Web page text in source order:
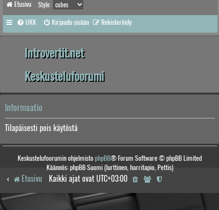
Etusivu Style:
UKK Kirjaudu sisään Rekisteröidy
Introvertit.net
Keskustelufoorumi
Informaatio
Tilapäisesti pois käytöstä
Keskustelufoorumin ohjelmistophpBB® Forum Software © phpBB Limited
Käännös: phpBB Suomi (lurttinen, harritapio, Pettis)
Etusivu Kaikki ajat ovat UTC+03:00